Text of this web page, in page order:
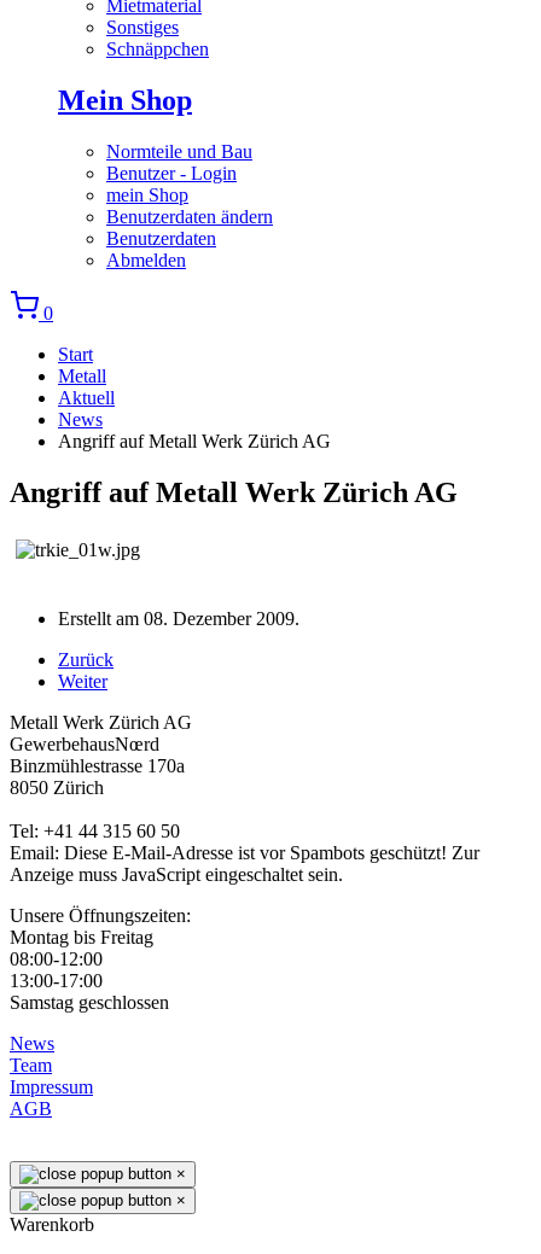
Mietmaterial
Sonstiges
Schnäppchen
Mein Shop
Normteile und Bau
Benutzer - Login
mein Shop
Benutzerdaten ändern
Benutzerdaten
Abmelden
0
Start
Metall
Aktuell
News
Angriff auf Metall Werk Zürich AG
Angriff auf Metall Werk Zürich AG
Erstellt am 08. Dezember 2009.
Zurück
Weiter
Metall Werk Zürich AG
GewerbehausNœrd
Binzmühlestrasse 170a
8050 Zürich
Tel: +41 44 315 60 50
Email: Diese E-Mail-Adresse ist vor Spambots geschützt! Zur
Anzeige muss JavaScript eingeschaltet sein.
Unsere Öffnungszeiten:
Montag bis Freitag
08:00-12:00
13:00-17:00
Samstag geschlossen
News
Team
Impressum
AGB
×
×
Warenkorb